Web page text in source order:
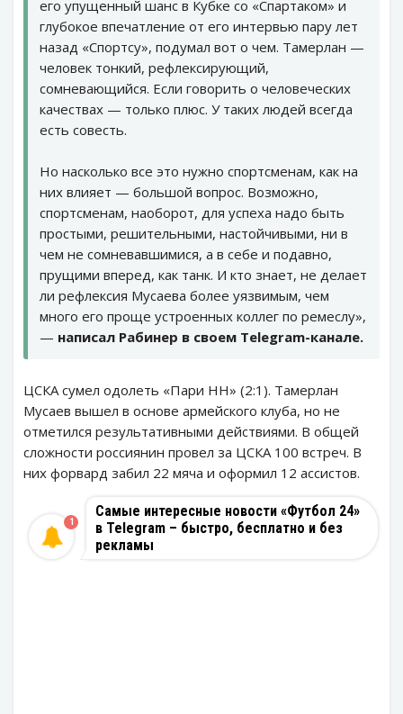
его упущенный шанс в Кубке со «Спартаком» и
глубокое впечатление от его интервью пару лет
назад «Спортсу», подумал вот о чем. Тамерлан —
человек тонкий, рефлексирующий,
сомневающийся. Если говорить о человеческих
качествах — только плюс. У таких людей всегда
есть совесть.
Но насколько все это нужно спортсменам, как на
них влияет — большой вопрос. Возможно,
спортсменам, наоборот, для успеха надо быть
простыми, решительными, настойчивыми, ни в
чем не сомневавшимися, а в себе и подавно,
прущими вперед, как танк. И кто знает, не делает
ли рефлексия Мусаева более уязвимым, чем
много его проще устроенных коллег по ремеслу»,
— написал Рабинер в своем Telegram-канале.
ЦСКА сумел одолеть «Пари НН» (2:1). Тамерлан
Мусаев вышел в основе армейского клуба, но не
отметился результативными действиями. В общей
сложности россиянин провел за ЦСКА 100 встреч. В
них форвард забил 22 мяча и оформил 12 ассистов.
Самые интересные новости «Футбол 24»
в Telegram – быстро, бесплатно и без
рекламы
1